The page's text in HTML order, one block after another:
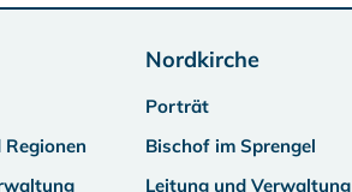
Regionen
Nordkirche
Porträt
Bischof im Sprengel
Leitung und Verwaltung